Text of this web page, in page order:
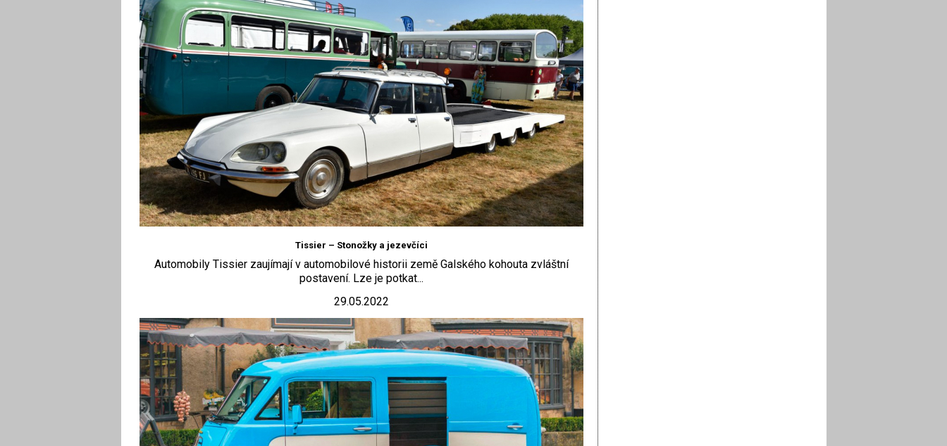
Tissier – Stonožky a jezevčíci
Automobily Tissier zaujímají v automobilové historii země Galského kohouta zvláštní
postavení. Lze je potkat...
29.05.2022